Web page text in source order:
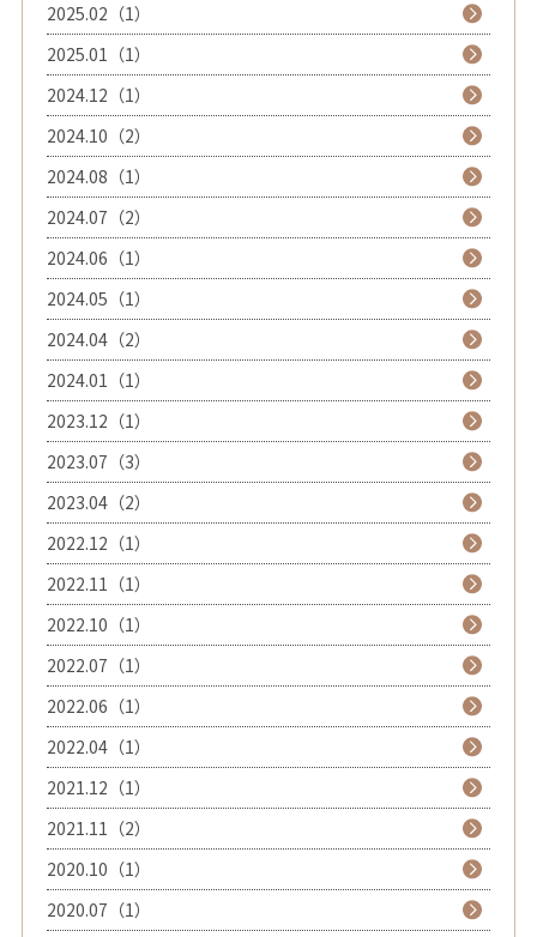
2025.02（1）
2025.01（1）
2024.12（1）
2024.10（2）
2024.08（1）
2024.07（2）
2024.06（1）
2024.05（1）
2024.04（2）
2024.01（1）
2023.12（1）
2023.07（3）
2023.04（2）
2022.12（1）
2022.11（1）
2022.10（1）
2022.07（1）
2022.06（1）
2022.04（1）
2021.12（1）
2021.11（2）
2020.10（1）
2020.07（1）